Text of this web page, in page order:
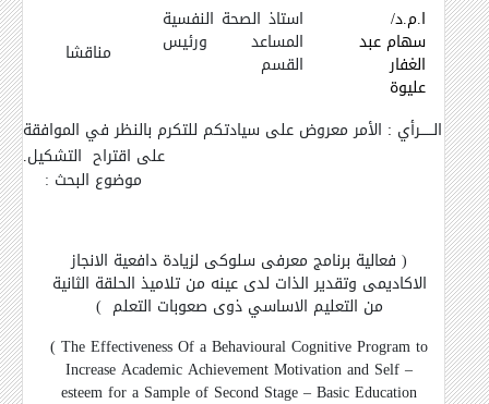
ا.م.د/
سهام عبد
الغفار
عليوة
استاذ الصحة النفسية
المساعد ورئيس
القسم مناقشا
الــــــرأي : الأمر معروض على سيادتكم للتكرم بالنظر في الموافقة
على اقتراح التشكيل.
موضوع البحث :
( فعالية برنامج معرفى سلوكى لزيادة دافعية الانجاز
الاكاديمى وتقدير الذات لدى عينه من تلاميذ الحلقة الثانية
من التعليم الاساسي ذوى صعوبات التعلم )
( The Effectiveness Of a Behavioural Cognitive Program to
Increase Academic Achievement Motivation and Self –
esteem for a Sample of Second Stage – Basic Education